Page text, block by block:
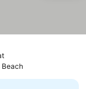
Katso hinnat
Beach